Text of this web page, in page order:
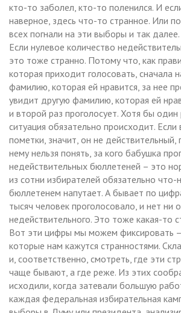
кто-то заболел, кто-то поленился. И
наверное, здесь что-то странное. Или
всех погнали на эти выборы и так далее.
Если нулевое количество
это тоже странно. Потому что, как
которая приходит голосовать, сначала
фамилию, которая ей нравится, за нее
увидит другую фамилию, которая ей
и второй раз проголосует. Хотя бы один
ситуация обязательно происходит.
пометки, значит, он не
нему нельзя понять, за кого бабушка
недействительных бюллетеней – это
из сотни избирателей обязательно что-
бюллетенем напутает. А бывает по
тысяч человек проголосовало, и нет ни
недействительного. Это тоже какая-то
Вот эти цифры мы можем фиксировать –
которые нам кажутся странностями.
и, соответственно, смотреть, где эти
чаще бывают, а где реже. Из этих
исходили, когда затевали большую
каждая федеральная избирательная